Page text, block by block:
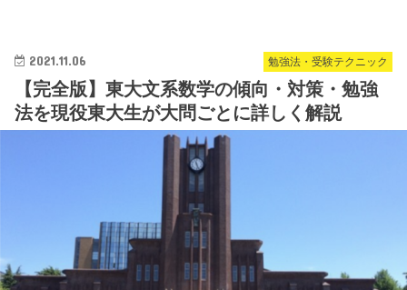
勉強法・受験テクニック
2021.11.06
【完全版】東大文系数学の傾向・対策・勉強
法を現役東大生が大問ごとに詳しく解説